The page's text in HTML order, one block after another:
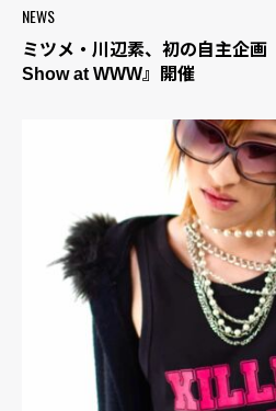
NEWS
ミツメ・川辺素、初の自主企画
Show at WWW』開催